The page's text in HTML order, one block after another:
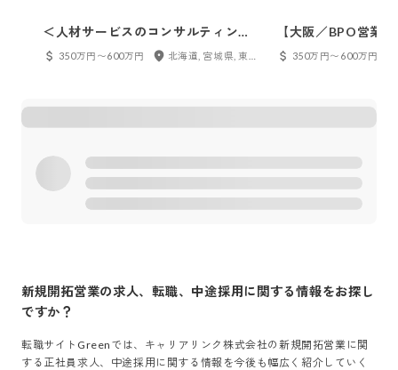
＜人材サービスのコンサルティング
営業＞土日休み／年休122日／早期の
350万円〜600万円
【大阪／BPO営業
積極採用中！
350万円〜600万円
新規開拓営業の求人、転職、中途採用に関する情報をお探し
ですか？
転職サイトGreenでは、 キャリアリンク株式会社の新規開拓営業 に関
する正社員求人、中途採用に関する情報を今後も幅広く紹介していく